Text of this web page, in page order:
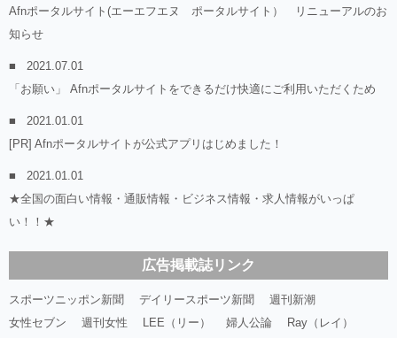
Afnポータルサイト(エーエフエヌ ポータルサイト） リニューアルのお
知らせ
2021.07.01
「お願い」 Afnポータルサイトをできるだけ快適にご利用いただくため
2021.01.01
[PR] Afnポータルサイトが公式アプリはじめました！
2021.01.01
★全国の面白い情報・通販情報・ビジネス情報・求人情報がいっぱ
い！！★
広告掲載誌リンク
スポーツニッポン新聞 デイリースポーツ新聞
週刊新潮
女性セブン
週刊女性 LEE（リー） 婦人公論
Ray（レイ）